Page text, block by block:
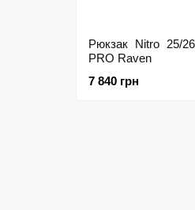
Рюкзак Nitro 25/
PRO Raven
7 840 грн